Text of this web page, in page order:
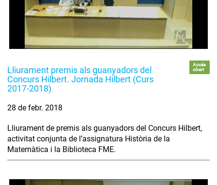
Lliurament premis als guanyadors del
Concurs Hilbert. Jornada Hilbert (Curs
2017-2018)
Accés
obert
28 de febr. 2018
Lliurament de premis als guanyadors del Concurs Hilbert,
activitat conjunta de l’assignatura Història de la
Matemàtica i la Biblioteca FME.